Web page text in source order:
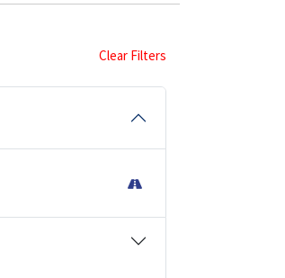
Clear Filters